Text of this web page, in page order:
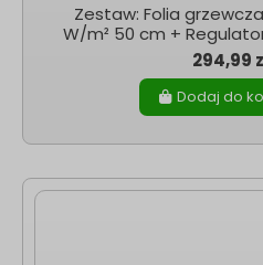
Zestaw: Folia
W/m² 50 cm +
294,99
Dodaj do